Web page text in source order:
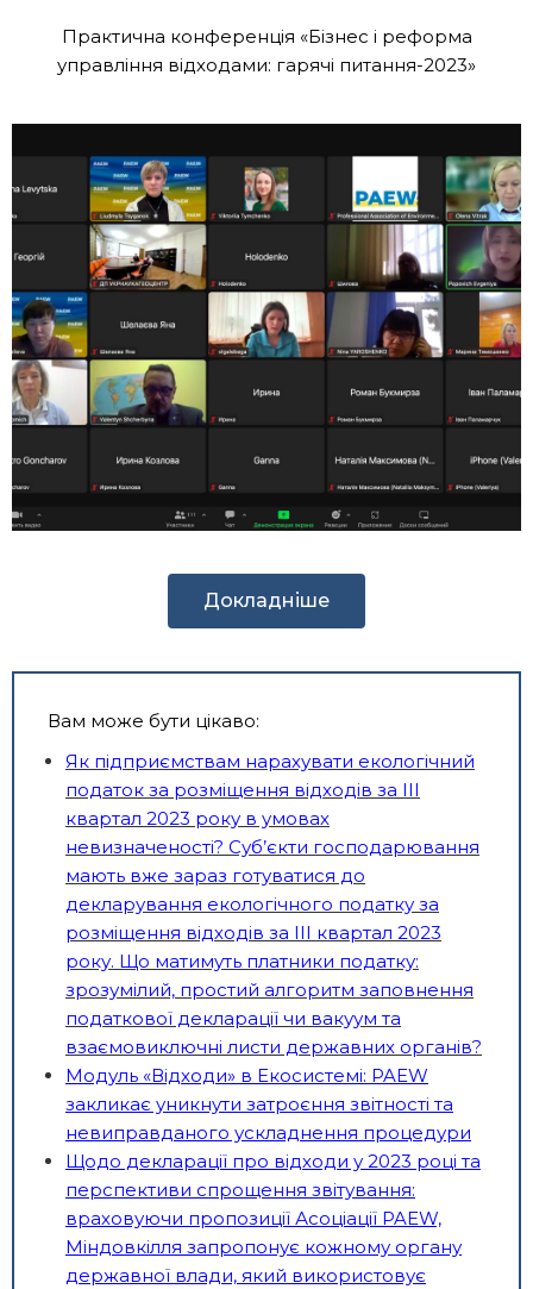
Практична конференція «Бізнес і реформа
управління відходами: гарячі питання-2023»
Докладніше
Вам може бути цікаво:
Як підприємствам нарахувати екологічний
податок за розміщення відходів за ІІІ
квартал 2023 року в умовах
невизначеності? Суб’єкти господарювання
мають вже зараз готуватися до
декларування екологічного податку за
розміщення відходів за ІІІ квартал 2023
року. Що матимуть платники податку:
зрозумілий, простий алгоритм заповнення
податкової декларації чи вакуум та
взаємовиключні листи державних органів?
Модуль «Відходи» в Екосистемі: PAEW
закликає уникнути затроєння звітності та
невиправданого ускладнення процедури
Щодо декларації про відходи у 2023 році та
перспективи спрощення звітування:
враховуючи пропозиції Асоціації PAEW,
Міндовкілля запропонує кожному органу
державної влади, який використовує